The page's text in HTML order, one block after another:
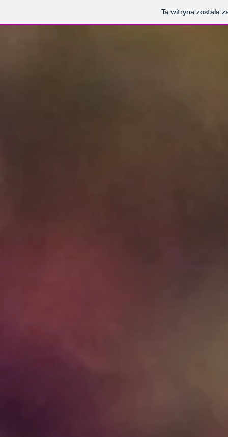
Ta witryna została